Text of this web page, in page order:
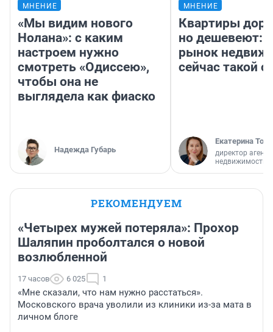
МНЕНИЕ
«Мы видим нового
Нолана»: с каким
настроем нужно
смотреть «Одиссею»,
чтобы она не
выглядела как фиаско
Надежда Губарь
МНЕНИЕ
Квартиры
но дешевеют:
рынок
сейчас такой
Екатерина
директор
недвижимости
РЕКОМЕНДУЕМ
«Четырех мужей потеряла»: Прохор
Шаляпин проболтался о новой
возлюбленной
17 часов 6 025 1
«Мне сказали, что нам нужно расстаться».
Московского врача уволили из клиники из-за мата в
личном блоге